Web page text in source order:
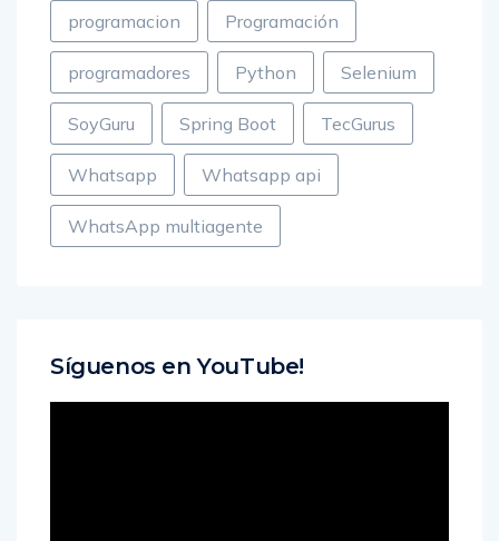
programacion Programación
programadores Python Selenium
SoyGuru Spring Boot TecGurus
Whatsapp Whatsapp api
WhatsApp multiagente
Síguenos en YouTube!